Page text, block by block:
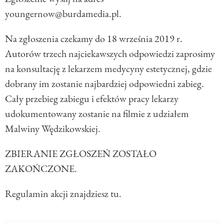
youngernow@burdamedia.pl.
Na zgłoszenia czekamy do 18 września 2019 r.
Autorów trzech najciekawszych odpowiedzi zaprosimy
na konsultację z lekarzem medycyny estetycznej, gdzie
dobrany im zostanie najbardziej odpowiedni zabieg.
Cały przebieg zabiegu i efektów pracy lekarzy
udokumentowany zostanie na filmie z udziałem
Malwiny Wędzikowskiej.
ZBIERANIE ZGŁOSZEŃ ZOSTAŁO
ZAKOŃCZONE.
Regulamin akcji znajdziesz tu.